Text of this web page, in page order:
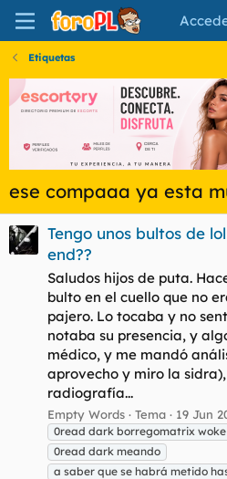
Etiquetas
ese compaaa ya esta
Tengo unos bultos de
end??
Saludos hijos de puta.
bulto en el cuello que no
pajero. Lo tocaba y no
notaba su presencia, y
médico, y me mandó
aprovecho y miro la
radiografía...
Empty Words Tema 19 Jun
0read dark borregomatrix
0read dark meando
a saber que se habrá metido